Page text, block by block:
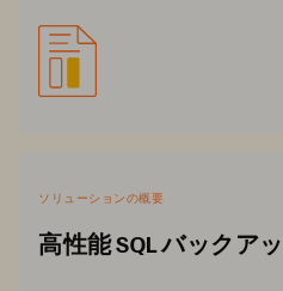
ソリューションの概要
高性能 SQL バックア